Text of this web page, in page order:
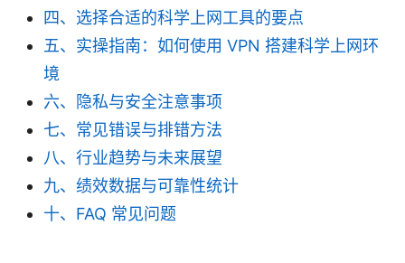
四、选择合适的科学上网工具的要点
五、实操指南：如何使用 VPN 搭建科学上网环
境
六、隐私与安全注意事项
七、常见错误与排错方法
八、行业趋势与未来展望
九、绩效数据与可靠性统计
十、FAQ 常见问题